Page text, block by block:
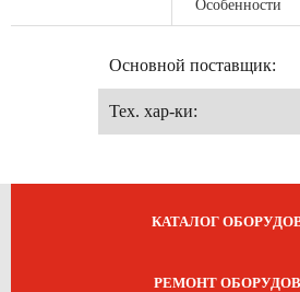
Особенности
Основной поставщик:
Тех. хар-ки:
КАТАЛОГ
РЕМОНТ